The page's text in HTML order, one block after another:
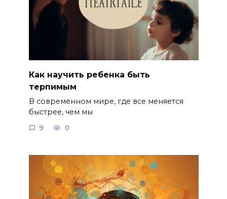
Как научить ребенка быть
терпимым
В современном мире, где все меняется
быстрее, чем мы
9 0